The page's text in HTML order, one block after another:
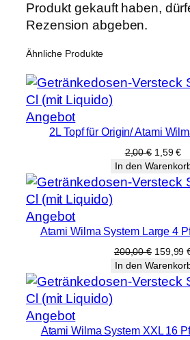
e
n
e
Produkt gekauft haben,
Rezension abgeben.
Ähnliche Produkte
AngebotProdukt
im
2L Topf für Origin/ Atami
2,00€
Preis
war:
2,00 €
1,59€
In den
AngebotProdukt
im
Angebot
Atami Wilma System Large 4
200,00€
Preis
war:
200,00
159,99
In den
AngebotProdukt
im
Atami Wilma System XXL 16